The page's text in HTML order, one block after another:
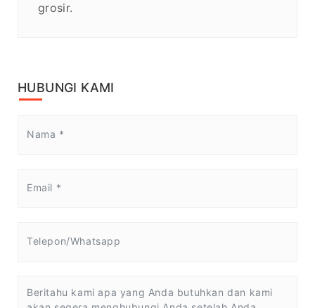
grosir.
HUBUNGI KAMI